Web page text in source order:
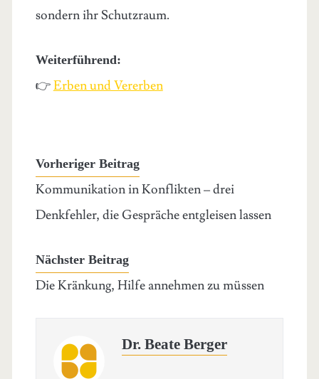
sondern ihr Schutzraum.
Weiterführend:
👉Erben und Vererben
Vorheriger Beitrag
Kommunikation in Konflikten – drei
Denkfehler, die Gespräche entgleisen lassen
Nächster Beitrag
Die Kränkung, Hilfe annehmen zu müssen
Dr. Beate Berger